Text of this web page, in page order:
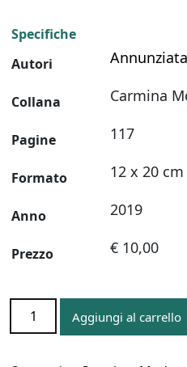
Specifiche
Autori
Collana Carmina
Pagine 117
Formato 12 x 20 cm
Anno 2019
Prezzo € 10,00
NEL
CUORE
Aggiungi al carrello